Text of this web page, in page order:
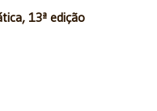
13ª edição